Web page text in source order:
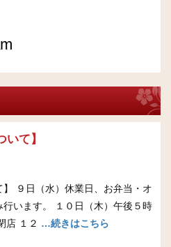
いて】
】 ９日（水）休業日、お弁当・オ
います。 １０日（木）午後５時
店 １２ …続きはこちら